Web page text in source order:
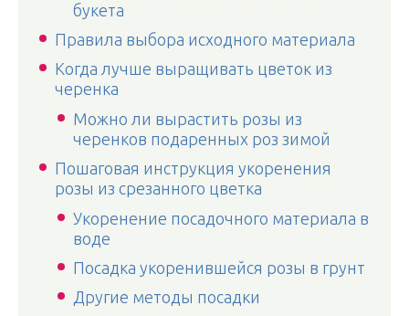
букета
Правила выбора исходного материала
Когда лучше выращивать цветок из
черенка
Можно ли вырастить розы из
черенков подаренных роз зимой
Пошаговая инструкция укоренения
розы из срезанного цветка
Укоренение посадочного материала в
воде
Посадка укоренившейся розы в грунт
Другие методы посадки